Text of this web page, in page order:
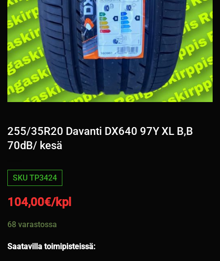
255/35R20 Davanti DX640 97Y XL B,B
70dB/ kesä
SKU TP3424
104,00€/kpl
68 varastossa
Saatavilla toimipisteissä: